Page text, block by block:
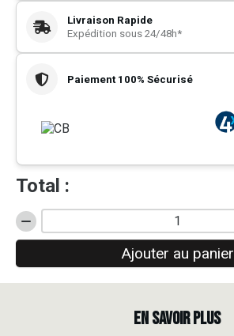
Livraison Rapide
Expédition sous 24/48h*
Paiement 100% Sécurisé
Total :
quantité
de
SSV
Ajouter au panier
EN SAVOIR PLUS